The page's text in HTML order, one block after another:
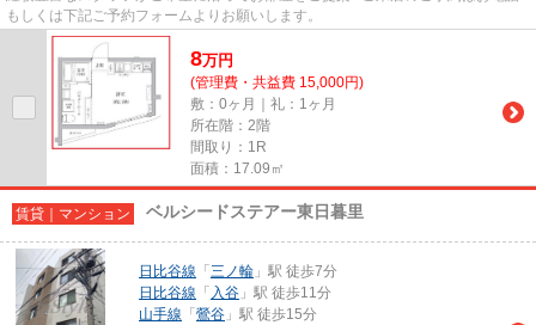
もしくは下記ご予約フォームよりお願いします。
8万円
(管理費・共益費 15,000円)
敷：0ヶ月｜礼：1ヶ月
所在階：2階
間取り：1R
面積：17.09㎡
賃貸｜マンション ベルシードステアー東日暮里
日比谷線 「 三ノ輪 」駅 徒歩7分
日比谷線 「 入谷 」駅 徒歩11分
山手線 「 鶯谷 」駅 徒歩15分